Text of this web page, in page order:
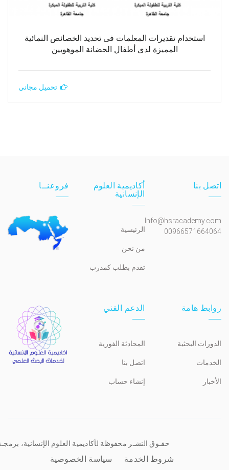
استخدام تقديرات المعلمات فى تحديد الخصائص النمائية
المميزة لدى أطفال الحضانة الموهوبين
تحميل مجاني
اتصل بنا
Info@hsracademy.com
00966571664064
أكاديمية العلوم
الإنسانية
الرئيسية
من نحن
تقدم بطلب كمدرب
فروعنــا
روابط هامة
الدورات البحثية
الخدمات
الأخبار
الدعم الفني
المحادثة الفورية
اتصل بنا
إنشاء حساب
حقـوق النشـر محفوظة لأكاديمية العلوم الإنسانية،
شروط الخدمة سياسة الخصوصية